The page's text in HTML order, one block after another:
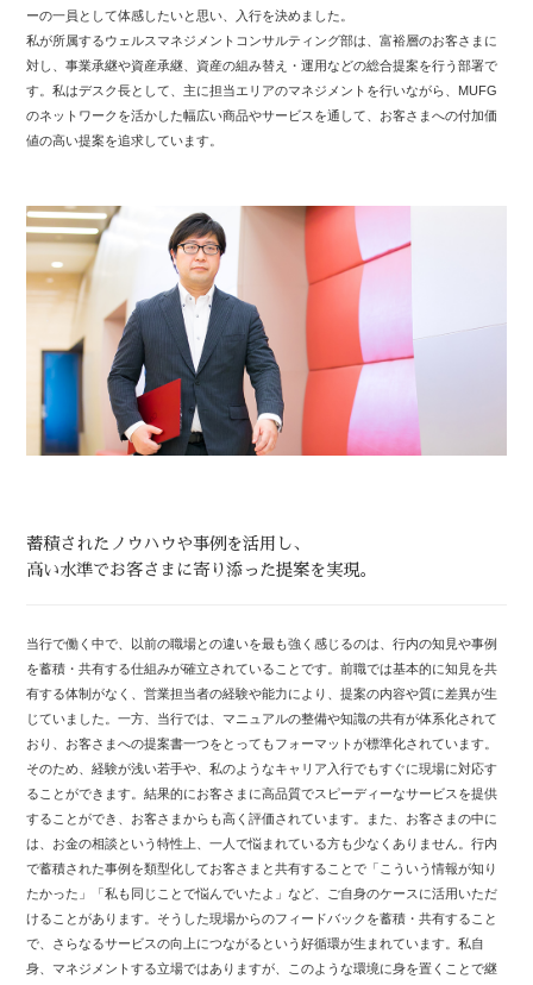
ーの一員として体感したいと思い、入行を決めました。
私が所属するウェルスマネジメントコンサルティング部は、富裕層のお客さまに
対し、事業承継や資産承継、資産の組み替え・運用などの総合提案を行う部署で
す。私はデスク長として、主に担当エリアのマネジメントを行いながら、MUFG
のネットワークを活かした幅広い商品やサービスを通して、お客さまへの付加価
値の高い提案を追求しています。
蓄積されたノウハウや事例を活用し、
高い水準でお客さまに寄り添った提案を実現。
当行で働く中で、以前の職場との違いを最も強く感じるのは、行内の知見や事例
を蓄積・共有する仕組みが確立されていることです。前職では基本的に知見を共
有する体制がなく、営業担当者の経験や能力により、提案の内容や質に差異が生
じていました。一方、当行では、マニュアルの整備や知識の共有が体系化されて
おり、お客さまへの提案書一つをとってもフォーマットが標準化されています。
そのため、経験が浅い若手や、私のようなキャリア入行でもすぐに現場に対応す
ることができます。結果的にお客さまに高品質でスピーディーなサービスを提供
することができ、お客さまからも高く評価されています。また、お客さまの中に
は、お金の相談という特性上、一人で悩まれている方も少なくありません。行内
で蓄積された事例を類型化してお客さまと共有することで「こういう情報が知り
たかった」「私も同じことで悩んでいたよ」など、ご自身のケースに活用いただ
けることがあります。そうした現場からのフィードバックを蓄積・共有すること
で、さらなるサービスの向上につながるという好循環が生まれています。私自
身、マネジメントする立場ではありますが、このような環境に身を置くことで継